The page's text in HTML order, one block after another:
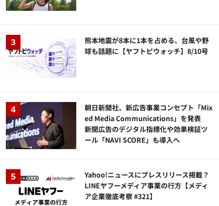
熊本地震が8本に1本を占める、台風や野
球も話題に【ヤフトピウォッチ】8/10号
朝日新聞社、新広告事業コンセプト「Mix
ed Media Communications」を発表
新聞広告のデジタル指標化や効果検証ツ
ール「NAVI SCORE」も導入へ
Yahoo!ニュースにプレスリリース掲載？
LINEヤフーメディア事業の行方【メディ
ア企業徹底考察 #321】